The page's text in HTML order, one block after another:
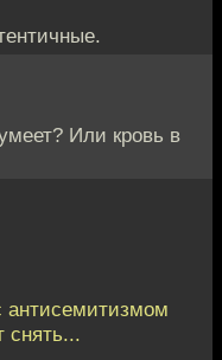
Или кровь в
снять...